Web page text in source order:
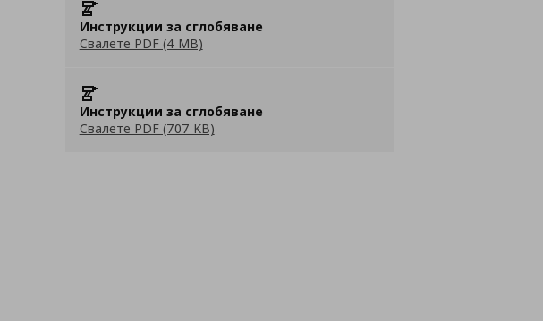
Инструкции за сглобяване
Свалете PDF (4 MB)
Инструкции за сглобяване
Свалете PDF (707 KB)